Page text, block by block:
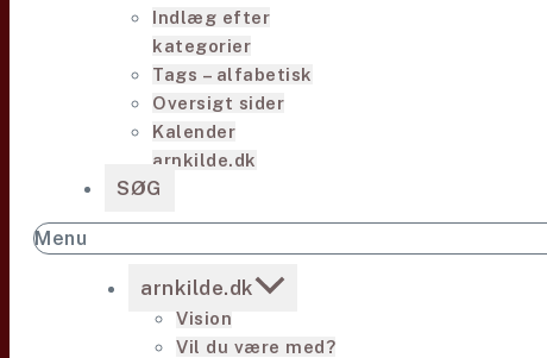
Indlæg efter
kategorier
Tags – alfabetisk
Oversigt sider
Kalender
arnkilde.dk
SØG
Menu
arnkilde.dk
Vision
Vil du være med?